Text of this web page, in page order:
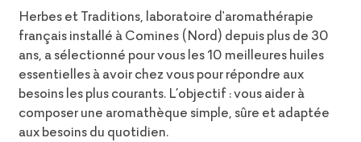
Herbes et Traditions, laboratoire d'aromathérapie
français installé à Comines (Nord) depuis plus de 30
ans, a sélectionné pour vous les 10 meilleures huiles
essentielles à avoir chez vous pour répondre aux
besoins les plus courants. L’objectif : vous aider à
composer une aromathèque simple, sûre et adaptée
aux besoins du quotidien.